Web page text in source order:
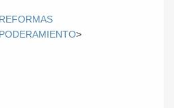
REFORMAS
>